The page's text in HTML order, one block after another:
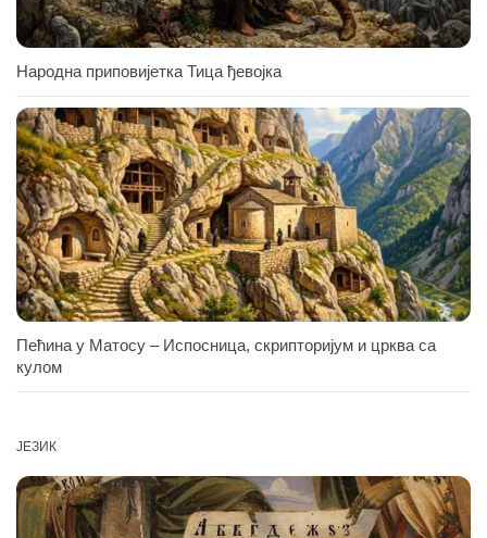
Народна приповијетка Тица ђевојка
Пећина у Матосу – Испосница, скрипторијум и црква са
кулом
ЈЕЗИК